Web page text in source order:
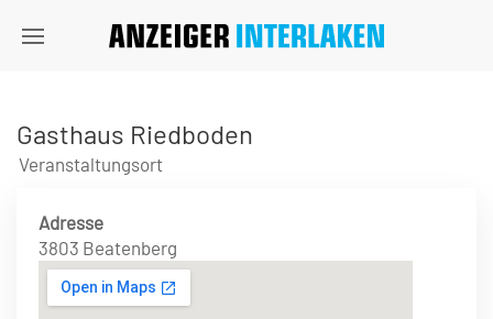
Gasthaus Riedboden
Veranstaltungsort
Adresse
3803 Beatenberg